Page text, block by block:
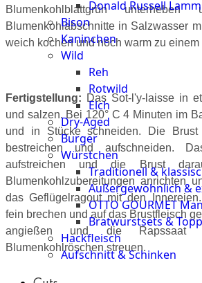
Donald Russell Lamm
Bison
Kaninchen
Wild
Reh
Rotwild
Elch
Dry-Aged
Burger
Würstchen
Traditionell &
Außergewöhnlich &
OTTO GOURMET
Bratwurstsets &
Hackfleisch
Aufschnitt & Schinken
Blumenkohlblattgrün
Blumenkohlabschnitte in Salzwasser
weich kochen und noch warm zu
Fertigstellung: Das Sot-l'y-laisse in
und salzen. Bei 120° C 4 Minuten im
und in Stücke schneiden. Die
bestreichen und aufschneiden.
aufstreichen und die Brust
Blumenkohlzubereitungen anrichten
das Geflügelragout mit den
fein brechen und auf das Brustfleisch
angießen und die
Blumenkohlröschen streuen.